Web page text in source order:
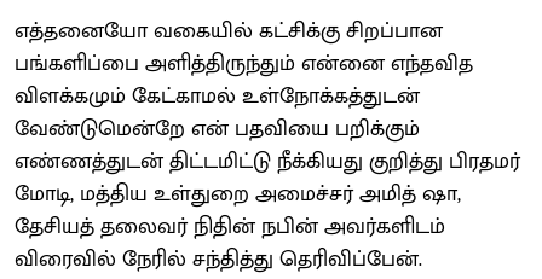
எத்தனையோ வகையில் கட்சிக்கு சிறப்பான
பங்களிப்பை அளித்திருந்தும் என்னை எந்தவித
விளக்கமும் கேட்காமல் உள்நோக்கத்துடன்
வேண்டுமென்றே என் பதவியை பறிக்கும்
எண்ணத்துடன் திட்டமிட்டு நீக்கியது குறித்து பிரதமர்
மோடி, மத்திய உள்துறை அமைச்சர் அமித் ஷா,
தேசியத் தலைவர் நிதின் நபின் அவர்களிடம்
விரைவில் நேரில் சந்தித்து தெரிவிப்பேன்.